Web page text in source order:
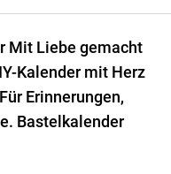
Mit Liebe gemacht
Kalender mit Herz
Erinnerungen,
Bastelkalender